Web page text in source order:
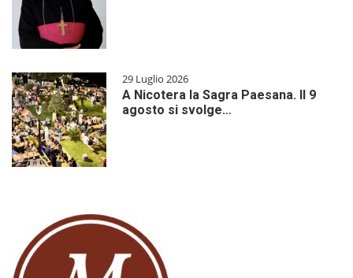
29 Luglio 2026
A Nicotera la Sagra Paesana. Il 9
agosto si svolge…